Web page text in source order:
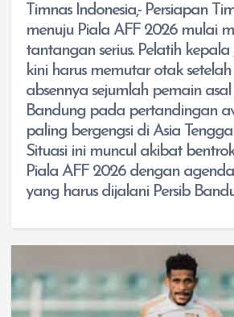
Timnas Indonesia,- Persiapan
menuju Piala AFF 2026 mulai
tantangan serius. Pelatih
kini harus memutar otak
absennya sejumlah pemain asal
Bandung pada pertandingan
paling bergengsi di Asia
Situasi ini muncul akibat
Piala AFF 2026 dengan
yang harus dijalani Persib